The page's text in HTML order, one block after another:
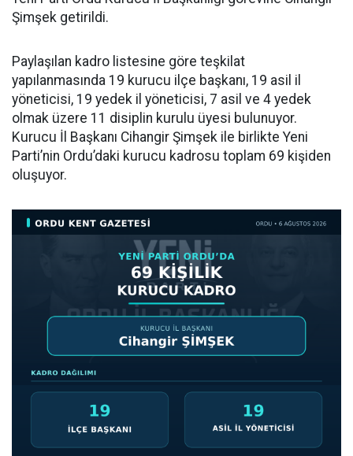
Şimşek getirildi.
Paylaşılan kadro listesine göre teşkilat
yapılanmasında 19 kurucu ilçe başkanı, 19 asil il
yöneticisi, 19 yedek il yöneticisi, 7 asil ve 4 yedek
olmak üzere 11 disiplin kurulu üyesi bulunuyor.
Kurucu İl Başkanı Cihangir Şimşek ile birlikte Yeni
Parti’nin Ordu’daki kurucu kadrosu toplam 69 kişiden
oluşuyor.